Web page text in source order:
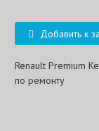
Добавить к
Renault Premium
по ремонту